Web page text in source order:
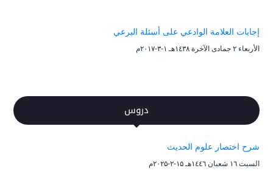
إجابات العلامة الوادعي على أسئلة البرعي
الأربعاء ۲ جمادى الآخرة ۱٤۳۸هـ ۱-۳-۲۰۱۷م
دروس
شرح اختصار علوم الحديث
السبت ۱٦ شعبان ۱٤٤٦هـ ۱۵-۲-۲۰۲۵م